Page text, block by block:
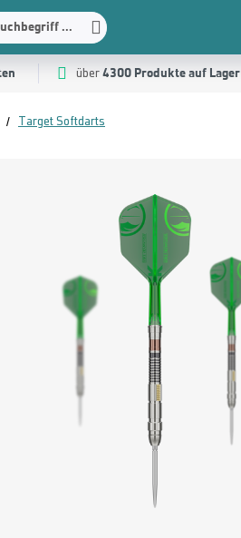
...
über 4300 Produkte auf Lager
Target Softdarts